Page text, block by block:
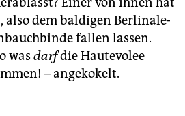
also dem baldigen Berlinale-
fallen lassen.
was darfdie Hautevolee
– angekokelt.